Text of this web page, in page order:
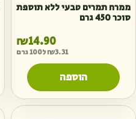
ממרח תמרים טבעי ללא תוספת
סוכר 450 גרם
₪14.90
₪3.31 ל100 גרם
הוספה